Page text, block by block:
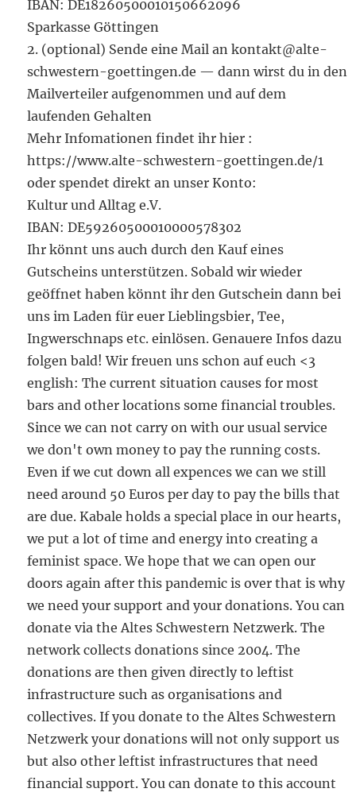
IBAN: DE18260500010150662096
Sparkasse Göttingen
2. (optional) Sende eine Mail an kontakt@alte-
schwestern-goettingen.de — dann wirst du in den
Mailverteiler aufgenommen und auf dem
laufenden Gehalten
Mehr Infomationen findet ihr hier :
https://www.alte-schwestern-goettingen.de/1
oder spendet direkt an unser Konto:
Kultur und Alltag e.V.
IBAN: DE59260500010000578302
Ihr könnt uns auch durch den Kauf eines
Gutscheins unterstützen. Sobald wir wieder
geöffnet haben könnt ihr den Gutschein dann bei
uns im Laden für euer Lieblingsbier, Tee,
Ingwerschnaps etc. einlösen. Genauere Infos dazu
folgen bald! Wir freuen uns schon auf euch <3
english: The current situation causes for most
bars and other locations some financial troubles.
Since we can not carry on with our usual service
we don't own money to pay the running costs.
Even if we cut down all expences we can we still
need around 50 Euros per day to pay the bills that
are due. Kabale holds a special place in our hearts,
we put a lot of time and energy into creating a
feminist space. We hope that we can open our
doors again after this pandemic is over that is why
we need your support and your donations. You can
donate via the Altes Schwestern Netzwerk. The
network collects donations since 2004. The
donations are then given directly to leftist
infrastructure such as organisations and
collectives. If you donate to the Altes Schwestern
Netzwerk your donations will not only support us
but also other leftist infrastructures that need
financial support. You can donate to this account